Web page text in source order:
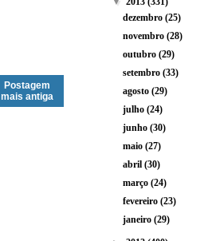
Postagem
mais antiga
dezembro(25)
novembro(28)
outubro(29)
setembro(33)
agosto(29)
julho(24)
junho(30)
maio(27)
abril(30)
março(24)
fevereiro(23)
janeiro(29)